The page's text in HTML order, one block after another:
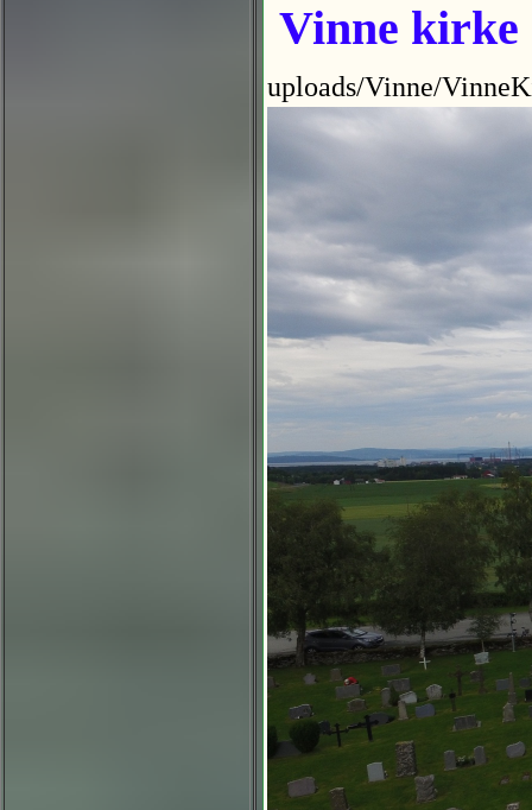
Vinne kirke
uploads/Vinne/